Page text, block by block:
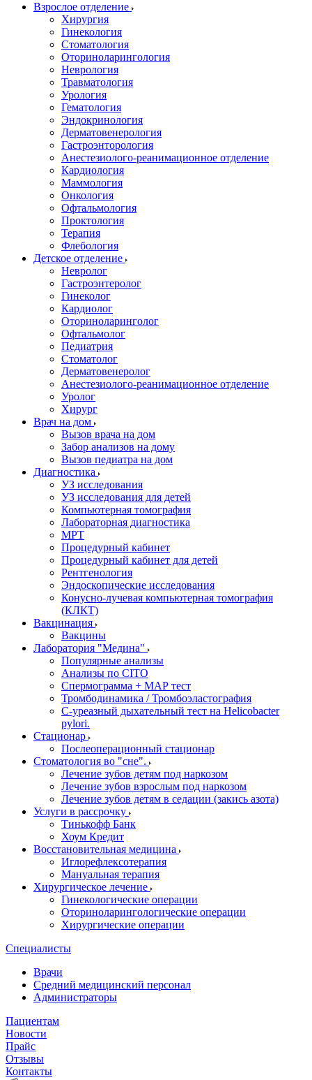
Взрослое отделение
Хирургия
Гинекология
Стоматология
Оториноларингология
Неврология
Травматология
Урология
Гематология
Эндокринология
Дерматовенерология
Гастроэнторология
Анестезиолого-реанимационное отделение
Кардиология
Маммология
Онкология
Офтальмология
Проктология
Терапия
Флебология
Детское отделение
Невролог
Гастроэнтеролог
Гинеколог
Кардиолог
Оториноларинголог
Офтальмолог
Педиатрия
Стоматолог
Дерматовенеролог
Анестезиолого-реанимационное отделение
Уролог
Хирург
Врач на дом
Вызов врача на дом
Забор анализов на дому
Вызов педиатра на дом
Диагностика
УЗ исследования
УЗ исследования для детей
Компьютерная томография
Лабораторная диагностика
МРТ
Процедурный кабинет
Процедурный кабинет для детей
Рентгенология
Эндоскопические исследования
Конусно-лучевая компьютерная томография
(КЛКТ)
Вакцинация
Вакцины
Лаборатория "Медина"
Популярные анализы
Анализы по CITO
Спермограмма + МАР тест
Тромбодинамика / Тромбоэластография
С-уреазный дыхательный тест на Helicobacter
pylori.
Стационар
Послеоперационный стационар
Стоматология во "сне".
Лечение зубов детям под наркозом
Лечение зубов взрослым под наркозом
Лечение зубов детям в седации (закись азота)
Услуги в рассрочку
Тинькофф Банк
Хоум Кредит
Восстановительная медицина
Иглорефлексотерапия
Мануальная терапия
Хирургическое лечение
Гинекологические операции
Оториноларингологические операции
Хирургические операции
Специалисты
Врачи
Средний медицинский персонал
Администраторы
Пациентам
Новости
Прайс
Отзывы
Контакты